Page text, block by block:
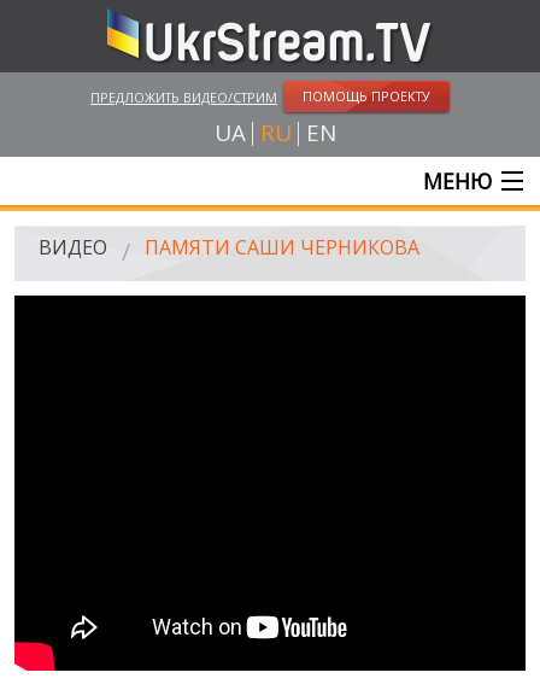
ПРЕДЛОЖИТЬ ВИДЕО/СТРИМ ПОМОЩЬ ПРОЕКТУ
UA RU EN
МЕНЮ
ГЛАВНАЯ
ПУБЛИЧНЫЕ ЛЮДИ
РОССИЙСКО-УКРАИНСКАЯ ВОЙНА
ВИДЕО ПАМЯТИ САШИ ЧЕРНИКОВА